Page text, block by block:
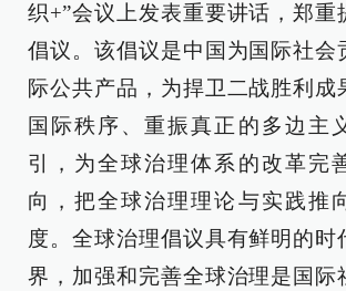
织+”会议上发表重要讲话，郑重
倡议。该倡议是中国为国际社会
际公共产品，为捍卫二战胜利成
国际秩序、重振真正的多边主
引，为全球治理体系的改革完
向，把全球治理理论与实践推
度。全球治理倡议具有鲜明的时
界，加强和完善全球治理是国际